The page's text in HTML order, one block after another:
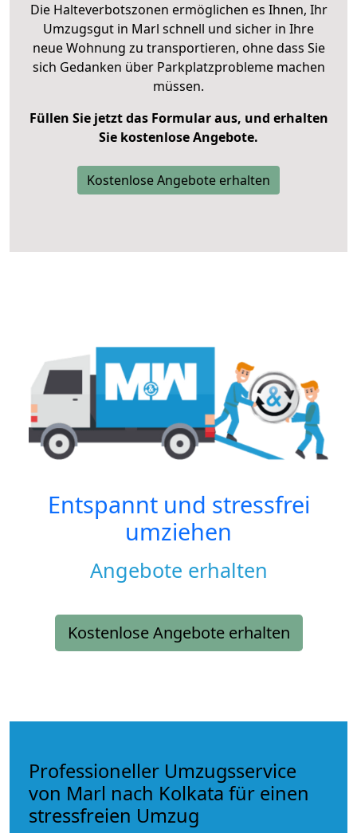
Die Halteverbotszonen ermöglichen es Ihnen, Ihr
Umzugsgut in Marl schnell und sicher in Ihre
neue Wohnung zu transportieren, ohne dass Sie
sich Gedanken über Parkplatzprobleme machen
müssen.
Füllen Sie jetzt das Formular aus, und erhalten
Sie kostenlose Angebote.
Kostenlose Angebote erhalten
Entspannt und stressfrei
umziehen
Angebote erhalten
Kostenlose Angebote erhalten
Professioneller Umzugsservice
von Marl nach Kolkata für einen
stressfreien Umzug